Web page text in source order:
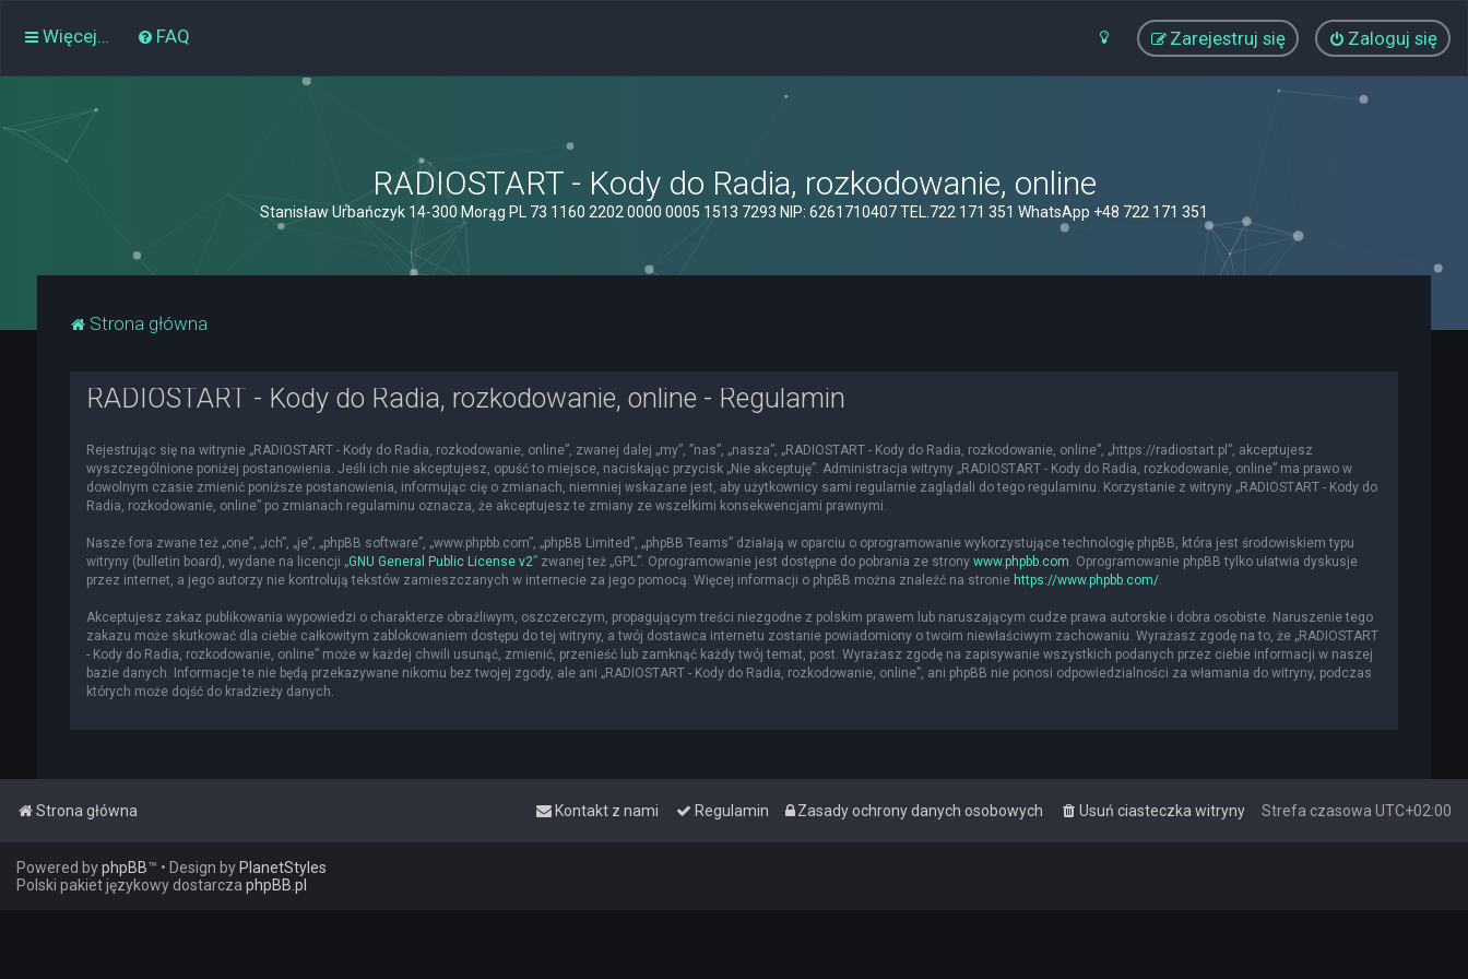
Więcej… FAQ Zaloguj się
Zarejestruj się
RADIOSTART - Kody do Radia, rozkodowanie, online
Stanisław Urbańczyk 14-300 Morąg PL 73 1160 2202 0000 0005 1513 7293 NIP: 6261710407 TEL.722 171 351 WhatsApp +48 722 171 351
Strona główna
RADIOSTART - Kody do Radia, rozkodowanie, online - Regulamin
Rejestrując się na witrynie „RADIOSTART - Kody do Radia, rozkodowanie, online”, zwanej dalej „my”, ”nas”, „nasza”, „RADIOSTART - Kody do Radia, rozkodowanie, online”, „https://radiostart.pl”, akceptujesz
wyszczególnione poniżej postanowienia. Jeśli ich nie akceptujesz, opuść to miejsce, naciskając przycisk „Nie akceptuję”. Administracja witryny „RADIOSTART - Kody do Radia, rozkodowanie, online” ma prawo w
dowolnym czasie zmienić poniższe postanowienia, informując cię o zmianach, niemniej wskazane jest, aby użytkownicy sami regularnie zaglądali do tego regulaminu. Korzystanie z witryny „RADIOSTART - Kody do
Radia, rozkodowanie, online” po zmianach regulaminu oznacza, że akceptujesz te zmiany ze wszelkimi konsekwencjami prawnymi.
Nasze fora zwane też „one”, „ich”, „je”, „phpBB software”, „www.phpbb.com”, „phpBB Limited”, „phpBB Teams” działają w oparciu o oprogramowanie wykorzystujące technologię phpBB, która jest środowiskiem typu
witryny (bulletin board), wydane na licencji „GNU General Public License v2” zwanej też „GPL”. Oprogramowanie jest dostępne do pobrania ze strony www.phpbb.com. Oprogramowanie phpBB tylko ułatwia dyskusje
przez internet, a jego autorzy nie kontrolują tekstów zamieszczanych w internecie za jego pomocą. Więcej informacji o phpBB można znaleźć na stronie https://www.phpbb.com/.
Akceptujesz zakaz publikowania wypowiedzi o charakterze obraźliwym, oszczerczym, propagującym treści niezgodne z polskim prawem lub naruszającym cudze prawa autorskie i dobra osobiste. Naruszenie tego
zakazu może skutkować dla ciebie całkowitym zablokowaniem dostępu do tej witryny, a twój dostawca internetu zostanie powiadomiony o twoim niewłaściwym zachowaniu. Wyrażasz zgodę na to, że „RADIOSTART
- Kody do Radia, rozkodowanie, online” może w każdej chwili usunąć, zmienić, przenieść lub zamknąć każdy twój temat, post. Wyrażasz zgodę na zapisywanie wszystkich podanych przez ciebie informacji w naszej
bazie danych. Informacje te nie będą przekazywane nikomu bez twojej zgody, ale ani „RADIOSTART - Kody do Radia, rozkodowanie, online”, ani phpBB nie ponosi odpowiedzialności za włamania do witryny, podczas
których może dojść do kradzieży danych.
Strona główna Strefa czasowa UTC+02:00
Usuń ciasteczka witryny
Zasady ochrony danych osobowych
Regulamin
Kontakt z nami
Powered byphpBB™ • Design by PlanetStyles
Polski pakiet językowy dostarcza phpBB.pl